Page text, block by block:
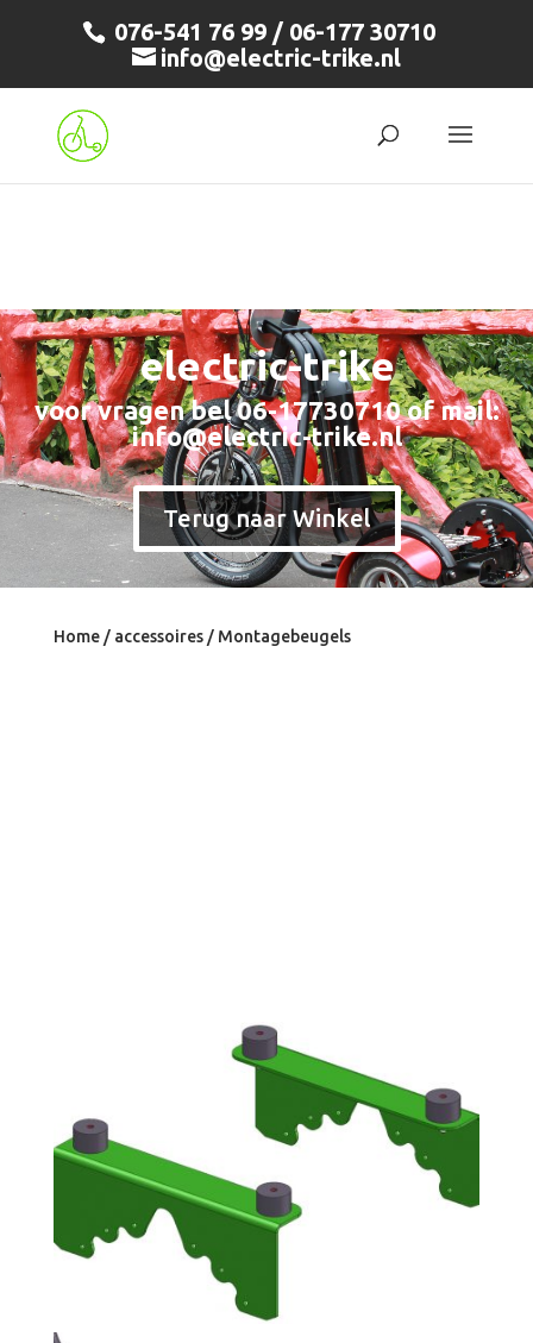
076-541 76 99 / 06-177 30710
info@electric-trike.nl
electric-trike
voor vragen bel 06-17730710 of mail:
info@electric-trike.nl
Terug naar Winkel
Home/ accessoires/ Montagebeugels